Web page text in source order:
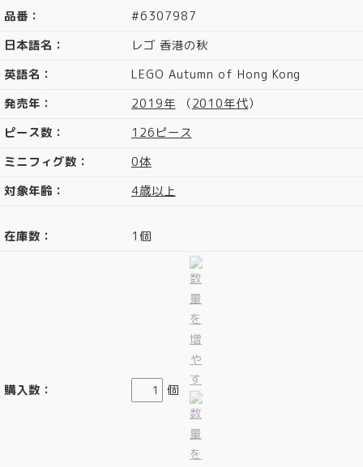
品番：
#6307987
日本語名：
レゴ 香港の秋
英語名：
LEGO Autumn of Hong Kong
発売年：
2019年 （2010年代）
ピース数：
126ピース
ミニフィグ数：
0体
対象年齢：
4歳以上
在庫数： 1個
購入数： 個